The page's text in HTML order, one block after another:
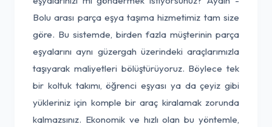
Bolu arası parça eşya taşıma hizmetimiz tam size
göre. Bu sistemde, birden fazla müşterinin parça
eşyalarını aynı güzergah üzerindeki araçlarımızla
taşıyarak maliyetleri bölüştürüyoruz. Böylece tek
bir koltuk takımı, öğrenci eşyası ya da çeyiz gibi
yükleriniz için komple bir araç kiralamak zorunda
kalmazsınız. Ekonomik ve hızlı olan bu yöntemle,